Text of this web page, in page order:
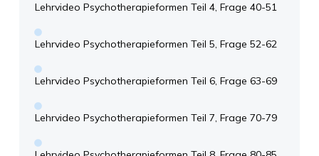
Lehrvideo Psychotherapieformen Teil 4, Frage 40-51
Lehrvideo Psychotherapieformen Teil 5, Frage 52-62
Lehrvideo Psychotherapieformen Teil 6, Frage 63-69
Lehrvideo Psychotherapieformen Teil 7, Frage 70-79